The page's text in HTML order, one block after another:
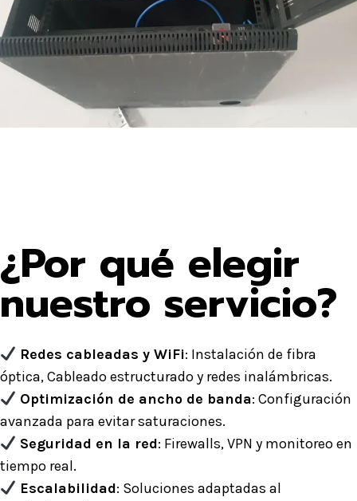
¿Por qué elegir
nuestro servicio?
Redes cableadas y WiFi: Instalación de fibra
óptica, Cableado estructurado y redes inalámbricas.
Optimización de ancho de banda: Configuración
avanzada para evitar saturaciones.
Seguridad en la red: Firewalls, VPN y monitoreo en
tiempo real.
Escalabilidad: Soluciones adaptadas al